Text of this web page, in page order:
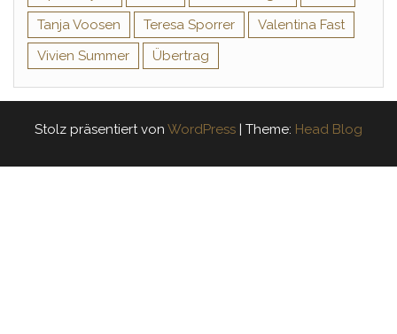
Tanja Voosen
Teresa Sporrer
Valentina Fast
Vivien Summer
Übertrag
Stolz präsentiert von WordPress Theme: Head Blog